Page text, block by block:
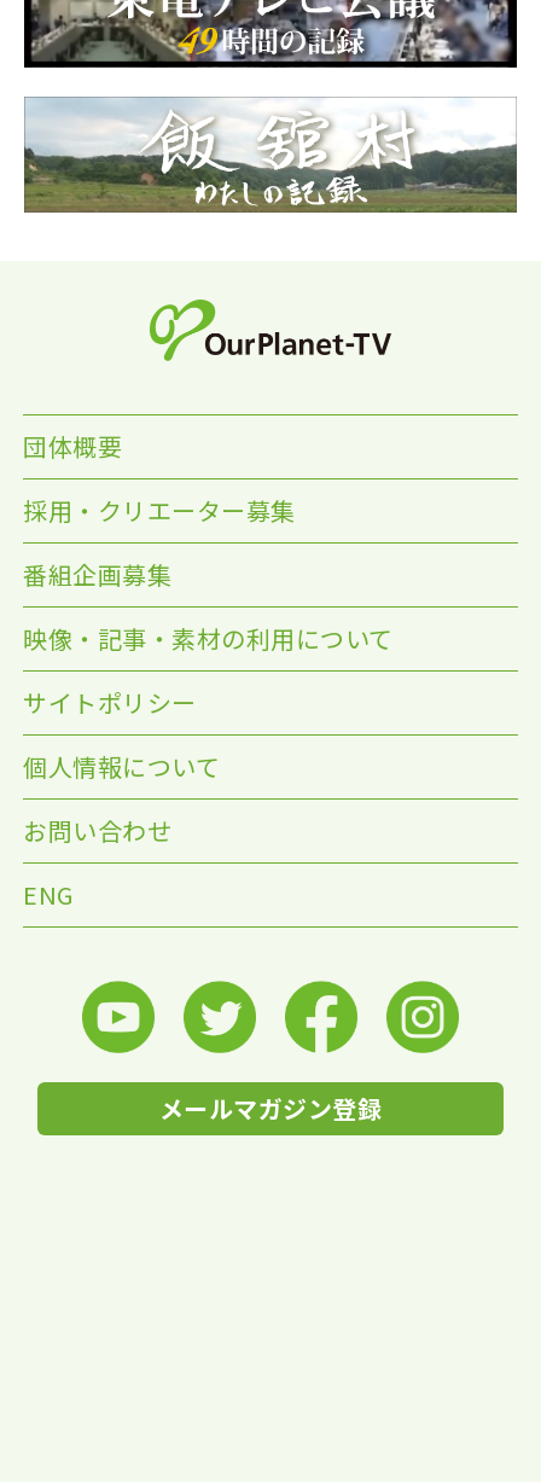
団体概要
採用・クリエーター募集
番組企画募集
映像・記事・素材の利用について
サイトポリシー
個人情報について
お問い合わせ
ENG
メールマガジン登録